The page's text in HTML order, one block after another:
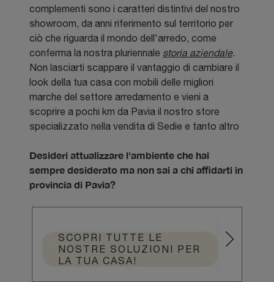
complementi sono i caratteri distintivi del nostro
showroom, da anni riferimento sul territorio per
ciò che riguarda il mondo dell'arredo, come
conferma la nostra pluriennale storia aziendale.
Non lasciarti scappare il vantaggio di cambiare il
look della tua casa con mobili delle migliori
marche del settore arredamento e vieni a
scoprire a pochi km da Pavia il nostro store
specializzato nella vendita di Sedie e tanto altro
Desideri attualizzare l'ambiente che hai
sempre desiderato ma non sai a chi affidarti in
provincia di Pavia?
SCOPRI TUTTE LE
NOSTRE SOLUZIONI PER
LA TUA CASA!